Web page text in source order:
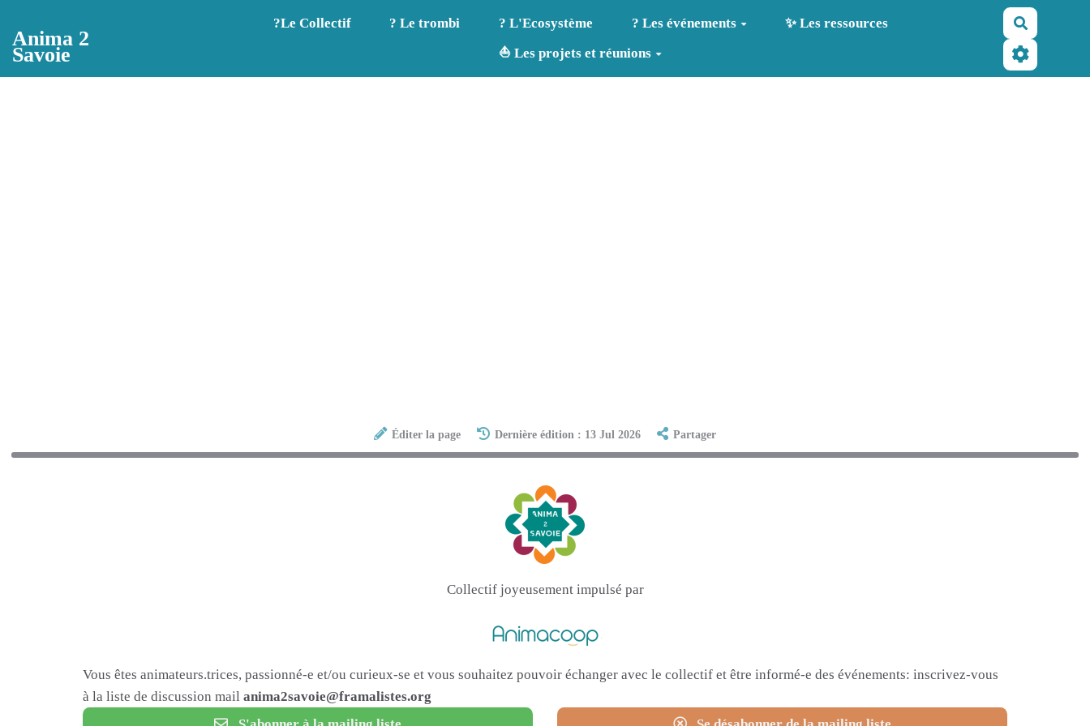
Anima 2
Savoie
?️Le Collectif ? Le trombi ? L'Ecosystème ? Les événements
✨ Les ressources
⛵ Les projets et réunions
Éditer la page Dernière édition : 13 Jul 2026 Partager
Collectif joyeusement impulsé par
Vous êtes animateurs.trices, passionné-e et/ou curieux-se et vous souhaitez pouvoir échanger avec le collectif et être informé-e des événements: inscrivez-vous
à la liste de discussion mail anima2savoie@framalistes.org